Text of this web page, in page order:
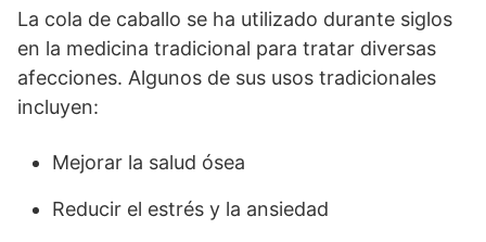
La cola de caballo se ha utilizado durante siglos
en la medicina tradicional para tratar diversas
afecciones. Algunos de sus usos tradicionales
incluyen:
Mejorar la salud ósea
Reducir el estrés y la ansiedad